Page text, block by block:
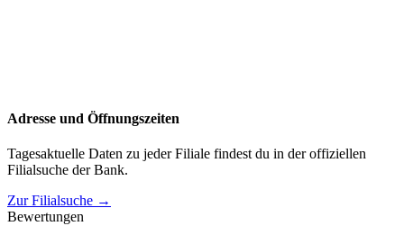
Adresse und Öffnungszeiten
Tagesaktuelle Daten zu jeder Filiale findest du in der offiziellen
Filialsuche der Bank.
Zur Filialsuche →
Bewertungen